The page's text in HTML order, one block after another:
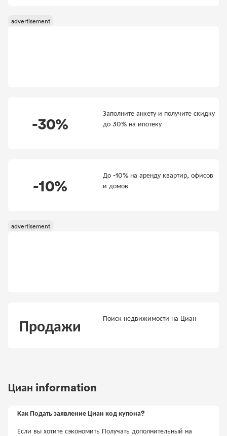
-30%
Заполните анкету и получите скидку
до 30% на ипотеку
-10%
До -10% на аренду квартир, офисов
и домов
Продажи Поиск недвижимости на Циан
Циан information
Как Подать заявление Циан код купона?
Если вы хотите сэкономить Получать дополнительный на